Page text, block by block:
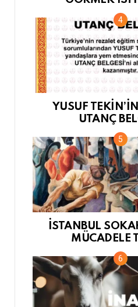
YUSUF
UTANÇ
İSTANBUL
MÜCADELE